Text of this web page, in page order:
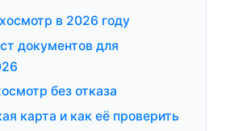
в 2026 году
документов для
без отказа
карта и как её проверить